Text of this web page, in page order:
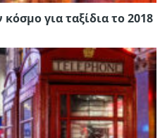
για ταξίδια το 2018